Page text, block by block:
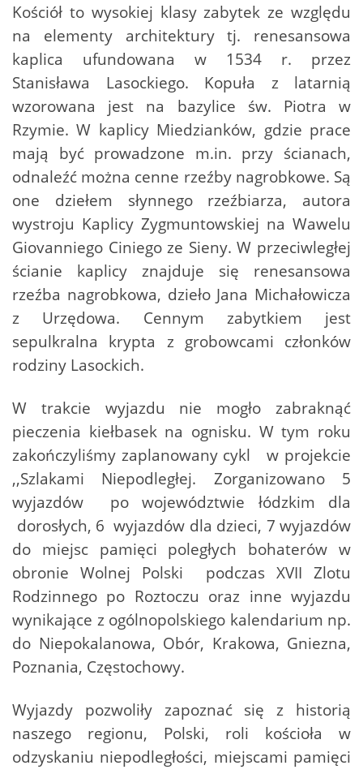
Kościół to wysokiej klasy zabytek ze względu
na elementy architektury tj. renesansowa
kaplica ufundowana w 1534 r. przez
Stanisława Lasockiego. Kopuła z latarnią
wzorowana jest na bazylice św. Piotra w
Rzymie. W kaplicy Miedzianków, gdzie prace
mają być prowadzone m.in. przy ścianach,
odnaleźć można cenne rzeźby nagrobkowe. Są
one dziełem słynnego rzeźbiarza, autora
wystroju Kaplicy Zygmuntowskiej na Wawelu
Giovanniego Ciniego ze Sieny. W przeciwległej
ścianie kaplicy znajduje się renesansowa
rzeźba nagrobkowa, dzieło Jana Michałowicza
z Urzędowa. Cennym zabytkiem jest
sepulkralna krypta z grobowcami członków
rodziny Lasockich.
W trakcie wyjazdu nie mogło zabraknąć
pieczenia kiełbasek na ognisku. W tym roku
zakończyliśmy zaplanowany cykl w projekcie
,,Szlakami Niepodległej. Zorganizowano 5
wyjazdów po województwie łódzkim dla
dorosłych, 6 wyjazdów dla dzieci, 7 wyjazdów
do miejsc pamięci poległych bohaterów w
obronie Wolnej Polski podczas XVII Zlotu
Rodzinnego po Roztoczu oraz inne wyjazdu
wynikające z ogólnopolskiego kalendarium np.
do Niepokalanowa, Obór, Krakowa, Gniezna,
Poznania, Częstochowy.
Wyjazdy pozwoliły zapoznać się z historią
naszego regionu, Polski, roli kościoła w
odzyskaniu niepodległości, miejscami pamięci